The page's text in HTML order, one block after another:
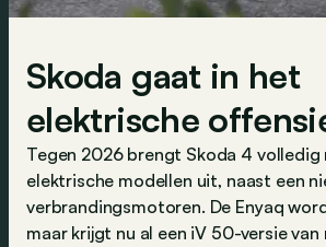
Skoda gaat in het
elektrische
Tegen 2026 brengt Skoda 4 volledig
elektrische modellen uit, naast een
verbrandingsmotoren. De Enyaq
maar krijgt nu al een iV 50-versie van